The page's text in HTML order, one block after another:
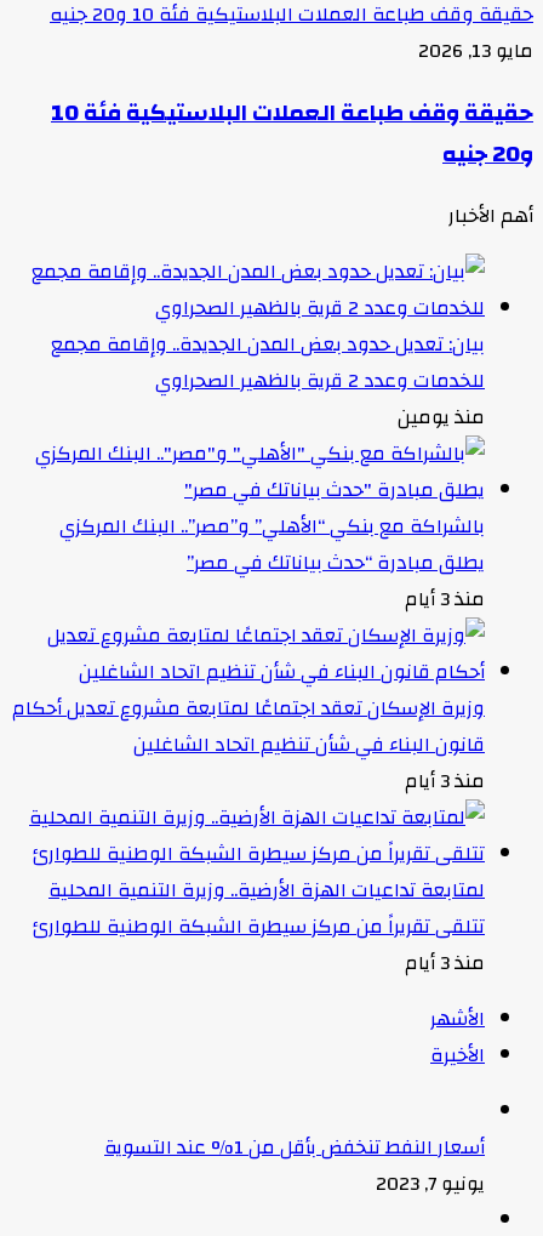
حقيقة وقف طباعة العملات البلاستيكية فئة 10 و20 جنيه
مايو 13, 2026
حقيقة وقف طباعة العملات البلاستيكية فئة 10
و20 جنيه
أهم الأخبار
بيان: تعديل حدود بعض المدن الجديدة.. وإقامة مجمع
للخدمات وعدد 2 قرية بالظهير الصحراوي
منذ يومين
بالشراكة مع بنكي “الأهلي” و”مصر”.. البنك المركزي
يطلق مبادرة “حدث بياناتك في مصر”
منذ 3 أيام
وزيرة الإسكان تعقد اجتماعًا لمتابعة مشروع تعديل أحكام
قانون البناء في شأن تنظيم اتحاد الشاغلين
منذ 3 أيام
لمتابعة تداعيات الهزة الأرضية.. وزيرة التنمية المحلية
تتلقى تقريراً من مركز سيطرة الشبكة الوطنية للطوارئ
منذ 3 أيام
الأشهر
الأخيرة
أسعار النفط تنخفض بأقل من 1% عند التسوية
يونيو 7, 2023